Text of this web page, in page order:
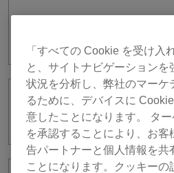
オーディエンスからリクエ
けるためにはどうすれば
「すべての Cookie を受け入
と、サイトナビゲーションを
状況を分析し、弊社のマーケ
るために、デバイスに
意したことになります。 タ
を承認することにより、お
告パートナーと個人情報を共
ことになります。クッキーの